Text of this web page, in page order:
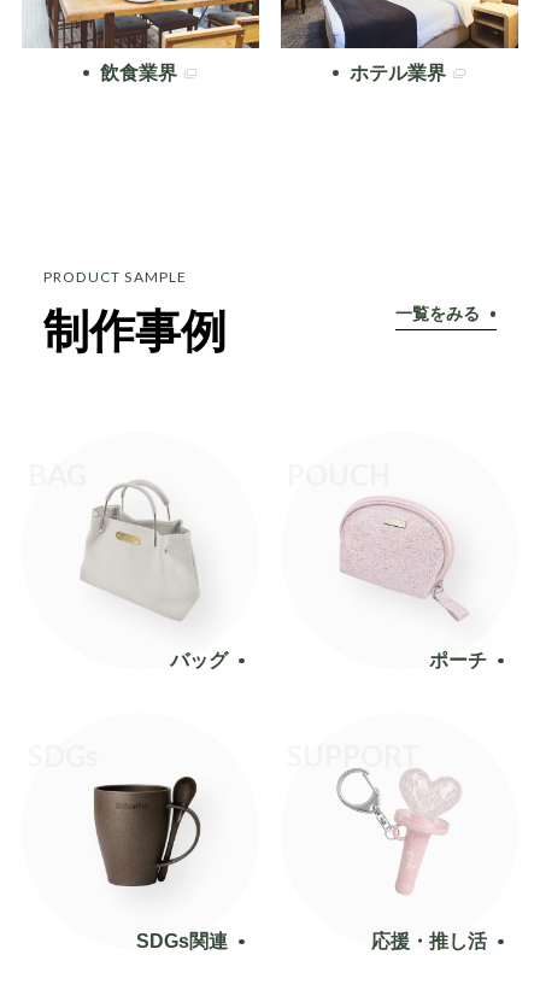
飲食業界 ホテル業界
PRODUCT SAMPLE
制作事例 一覧をみる
バッグ ポーチ
SDGs関連 応援・推し活